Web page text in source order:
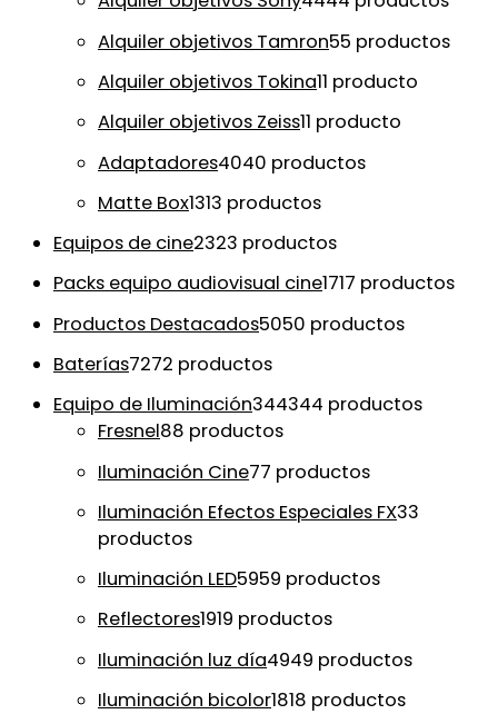
Alquiler objetivos Tamron55 productos
Alquiler objetivos Tokina11 producto
Alquiler objetivos Zeiss11 producto
Adaptadores4040 productos
Matte Box1313 productos
Equipos de cine2323 productos
Packs equipo audiovisual cine1717 productos
Productos Destacados5050 productos
Baterías7272 productos
Equipo de Iluminación344344 productos
Fresnel88 productos
Iluminación Cine77 productos
Iluminación Efectos Especiales FX33
productos
Iluminación LED5959 productos
Reflectores1919 productos
Iluminación luz día4949 productos
Iluminación bicolor1818 productos